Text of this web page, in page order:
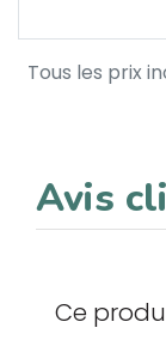
Tous les prix
Avis
Ce